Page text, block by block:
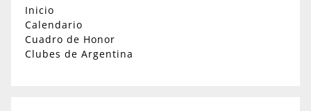
Inicio
Calendario
Cuadro de Honor
Clubes de Argentina